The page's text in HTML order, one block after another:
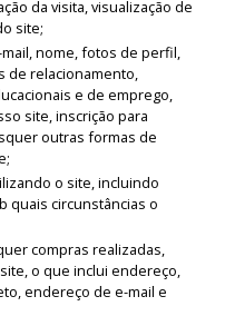
da visita, visualização de
site;
nome, fotos de perfil,
de relacionamento,
e de emprego,
site, inscrição para
outras formas de
o site, incluindo
quais circunstâncias o
compras realizadas,
o que inclui endereço,
endereço de e-mail e